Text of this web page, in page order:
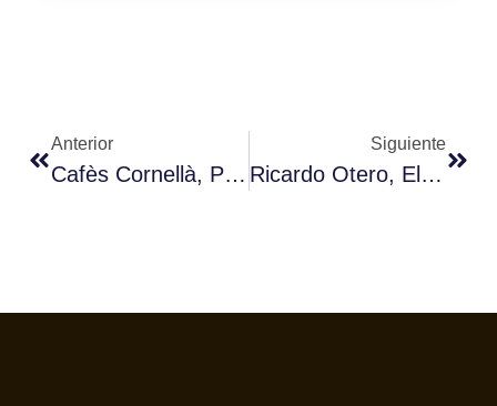
Anterior
Cafès Cornellà, Premio Climent Guitart Por Su ‘decoding Coffee’
Siguiente
Ricardo Otero, El Español Que Llegó Al Cauca En Plena Guerra Y Cambió La Vida De Sus Habitantes Gracias Al Café